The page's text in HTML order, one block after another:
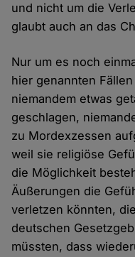
und nicht um die
glaubt auch an das
Nur um es noch
hier genannten
niemandem etwas
geschlagen,
zu Mordexzessen
weil sie religiöse
die Möglichkeit
Äußerungen die
verletzen könnten,
deutschen
müssten, dass